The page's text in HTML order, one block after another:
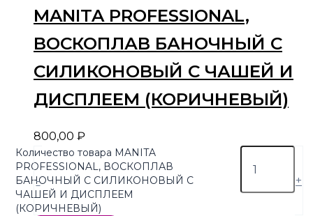
MANITA PROFESSIONAL,
ВОСКОПЛАВ БАНОЧНЫЙ С
СИЛИКОНОВЫЙ С ЧАШЕЙ И
ДИСПЛЕЕМ (КОРИЧНЕВЫЙ)
800,00 ₽
-
Количество товара MANITA
PROFESSIONAL, ВОСКОПЛАВ
БАНОЧНЫЙ С СИЛИКОНОВЫЙ С
ЧАШЕЙ И ДИСПЛЕЕМ
(КОРИЧНЕВЫЙ)
+